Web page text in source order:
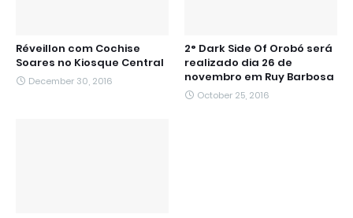
Réveillon com Cochise
Soares no Kiosque Central
December 30, 2016
2° Dark Side Of Orobó será
realizado dia 26 de
novembro em Ruy Barbosa
October 25, 2016